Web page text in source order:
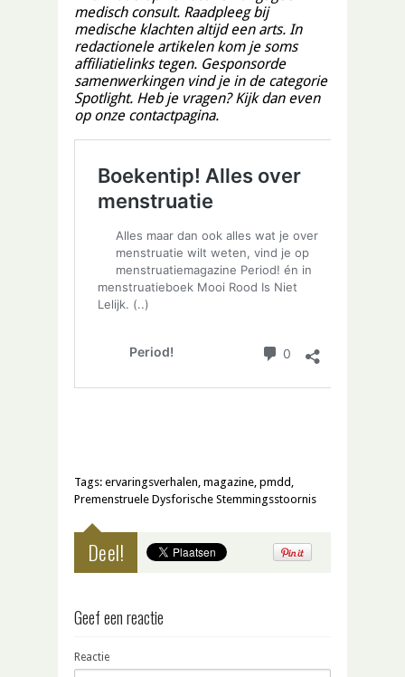
medisch consult. Raadpleeg bij
medische klachten altijd een arts. In
redactionele artikelen kom je soms
affiliatielinks tegen. Gesponsorde
samenwerkingen vind je in de categorie
Spotlight. Heb je vragen? Kijk dan even
op onze contactpagina.
Tags: ervaringsverhalen magazine pmdd
Premenstruele Dysforische Stemmingsstoornis
Deel!
Geef een reactie
Reactie